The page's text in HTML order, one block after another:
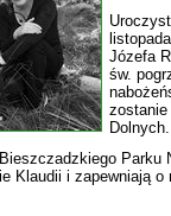
Józefa
św.
zostanie
Dolnych.
Parku
Klaudii i zapewniają